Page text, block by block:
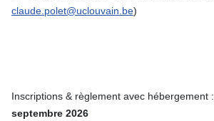
claude.polet@uclouvain.be)
Inscriptions & règlement avec hébergement :
septembre 2026